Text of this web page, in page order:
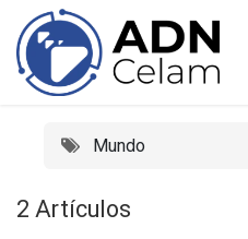
Ir al contenido
Mundo
2 Artículos